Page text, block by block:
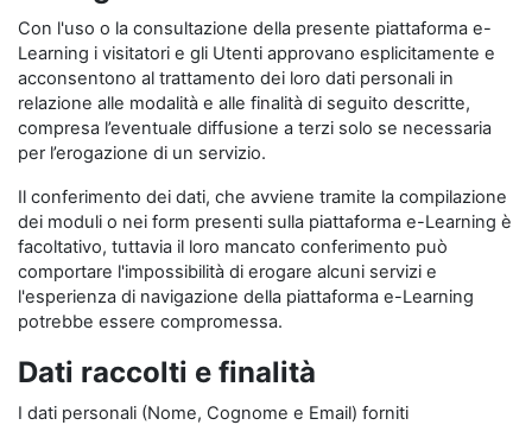
Con l'uso o la consultazione della presente piattaforma e-
Learning i visitatori e gli Utenti approvano esplicitamente e
acconsentono al trattamento dei loro dati personali in
relazione alle modalità e alle finalità di seguito descritte,
compresa l’eventuale diffusione a terzi solo se necessaria
per l’erogazione di un servizio.
Il conferimento dei dati, che avviene tramite la compilazione
dei moduli o nei form presenti sulla piattaforma e-Learning è
facoltativo, tuttavia il loro mancato conferimento può
comportare l'impossibilità di erogare alcuni servizi e
l'esperienza di navigazione della piattaforma e-Learning
potrebbe essere compromessa.
Dati raccolti e finalità
I dati personali (Nome, Cognome e Email) forniti